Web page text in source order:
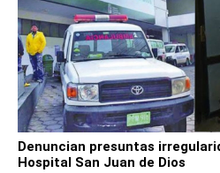
Denuncian presuntas
Hospital San Juan de Dios